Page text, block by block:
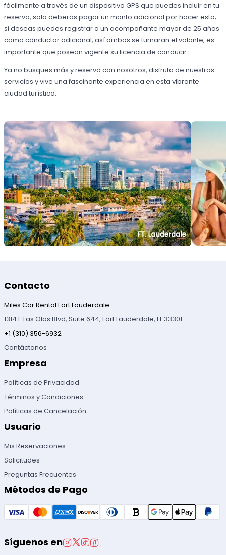
fácilmente a través de un dispositivo GPS que puedes incluir en tu
reserva, solo deberás pagar un monto adicional por hacer esto;
si deseas puedes registrar a un acompañante mayor de 25 años
como conductor adicional, así ambos se turnaran el volante; es
importante que posean vigente su licencia de conducir.
Ya no busques más y reserva con nosotros, disfruta de nuestros
servicios y vive una fascinante experiencia en esta vibrante
ciudad turística.
Contacto
Miles Car Rental Fort Lauderdale
1314 E Las Olas Blvd, Suite 644, Fort Lauderdale, FL 33301
+1 (310) 356-6932
Contáctanos
Empresa
Políticas de Privacidad
Términos y Condiciones
Políticas de Cancelación
Usuario
Mis Reservaciones
Solicitudes
Preguntas Frecuentes
Métodos de Pago
Síguenos en